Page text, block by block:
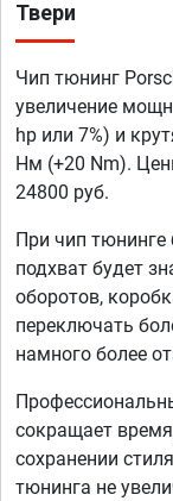
Твери
Чип тюнинг
увеличение
hp или 7%) и
Нм (+20 Nm).
24800 руб.
При чип тюнинге
подхват будет
оборотов,
переключать
намного более
сокращает
сохранении
тюнинга не